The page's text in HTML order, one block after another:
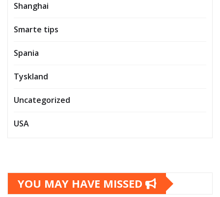
Shanghai
Smarte tips
Spania
Tyskland
Uncategorized
USA
YOU MAY HAVE MISSED